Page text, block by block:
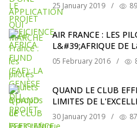
25 January 2019 /
AIR FRANCE : LES
L&#39;AFRIQUE DE
05 February 2016 /
QUAND LE CLUB
LIMITES DE
30 January 2019 /